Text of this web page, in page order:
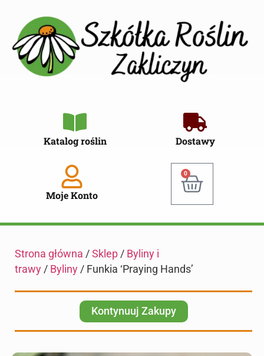
Katalog roślin Dostawy
Moje Konto
0
Strona główna / Sklep / Byliny i
trawy / Byliny / Funkia ‘Praying Hands’
Kontynuuj Zakupy